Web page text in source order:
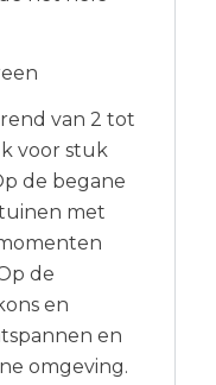
van 2 tot
voor stuk
de begane
met
de
en
en
omgeving.